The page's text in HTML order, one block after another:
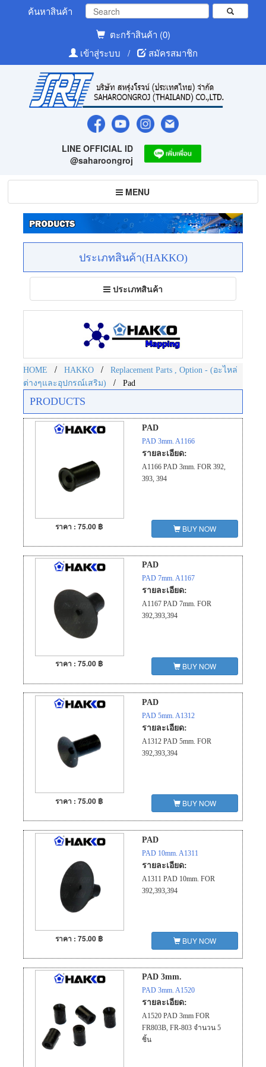
ค้นหาสินค้า
ตะกร้าสินค้า (0)
เข้าสู่ระบบ
/ สมัครสมาชิก
LINE OFFICIAL ID
@saharoongroj
Toggle
navigation
MENU
ประเภทสินค้า(HAKKO)
Toggle
navigation
ประเภทสินค้า
HOME / HAKKO /
Replacement Parts , Option - (อะไหล่
ต่างๆและอุปกรณ์เสริม)
/ Pad
PRODUCTS
PAD
PAD 3mm. A1166
รายละเอียด:
A1166 PAD 3mm. FOR 392,
393, 394
ราคา : 75.00 ฿ BUY NOW
PAD
PAD 7mm. A1167
รายละเอียด:
A1167 PAD 7mm. FOR
392,393,394
ราคา : 75.00 ฿ BUY NOW
PAD
PAD 5mm. A1312
รายละเอียด:
A1312 PAD 5mm. FOR
392,393,394
ราคา : 75.00 ฿ BUY NOW
PAD
PAD 10mm. A1311
รายละเอียด:
A1311 PAD 10mm. FOR
392,393,394
ราคา : 75.00 ฿ BUY NOW
PAD 3mm.
PAD 3mm. A1520
รายละเอียด:
A1520 PAD 3mm FOR
FR803B, FR-803 จำนวน 5
ชิ้น